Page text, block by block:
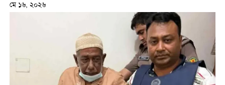
মে ১৬, ২০২৬